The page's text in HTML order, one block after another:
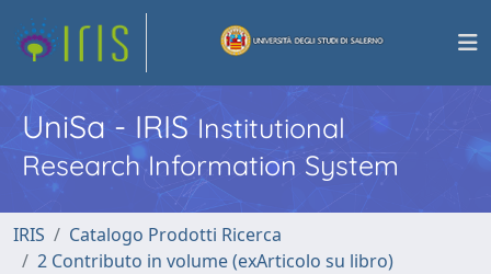
UniSa - IRISInstitutional
Research Information System
IRIS
Catalogo Prodotti Ricerca
2 Contributo in volume (exArticolo su libro)